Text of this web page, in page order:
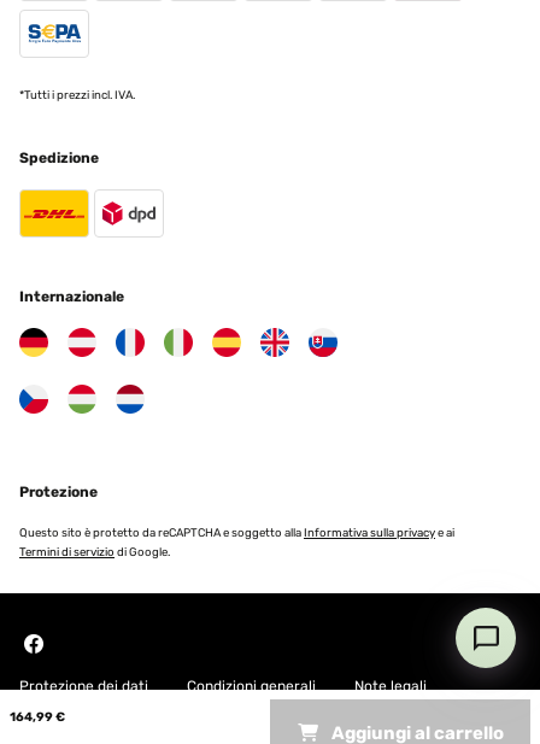
164,99 €
Aggiungi al carrello
*Tutti i prezzi incl. IVA.
Spedizione
Internazionale
Protezione
Questo sito è protetto da reCAPTCHA e soggetto alla Informativa sulla privacye ai
Termini di servizio di Google.
Protezione dei dati Condizioni generali Note legali
Copyright © 2026 Blumfeldt. All rights reserved